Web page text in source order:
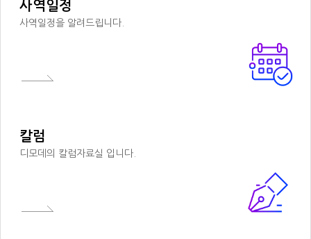
사역일정
사역일정을 알려드립니다.
칼럼
디모데의 칼럼자료실 입니다.